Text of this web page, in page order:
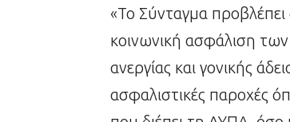
«Το Σύνταγμα
κοινωνική ασφάλιση
ανεργίας και γονικής
ασφαλιστικές παροχές